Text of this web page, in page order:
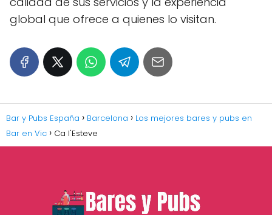
global que ofrece a quienes lo visitan.
Bar y Pubs España Barcelona
Los mejores bares y pubs en
Bar en Vic
Ca l'Esteve